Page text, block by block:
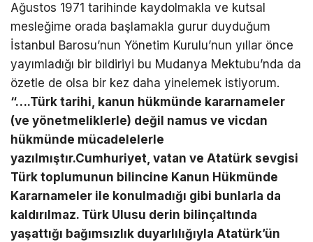
Ağustos 1971 tarihinde kaydolmakla ve kutsal
mesleğime orada başlamakla gurur duyduğum
İstanbul Barosu’nun Yönetim Kurulu’nun yıllar önce
yayımladığı bir bildiriyi bu Mudanya Mektubu’nda da
özetle de olsa bir kez daha yinelemek istiyorum.
“….Türk tarihi, kanun hü kmünde kararnameler
(ve yönetmeliklerle) değil namus ve vicdan
hü kmünde mücadelelerle
yazı lmıştır.Cumhuriyet, vatan ve Atatürk sevgisi
Türk toplumunun bilincine Kanun H ü kmünde
Kararnameler ile konulmad ığı gibi bunlarla da
kald ırı lmaz. Türk Ulusu derin bilinçaltında
yaşattığı bağımsızl ı k duyarl ı ığıyla Atatürk’ün